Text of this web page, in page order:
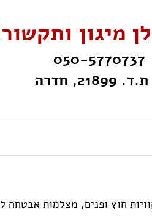
מיגון
050-5770737
ת.ד. 21899, חדרה
חוץ ופנים, מצלמות אבטחה